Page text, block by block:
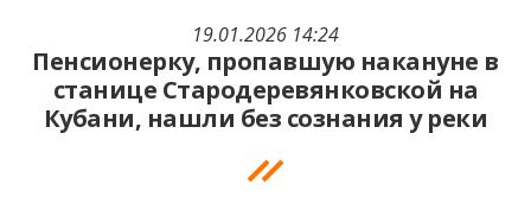
19.01.2026 14:24
Пенсионерку, пропавшую накануне в
станице Стародеревянковской на
Кубани, нашли без сознания у реки